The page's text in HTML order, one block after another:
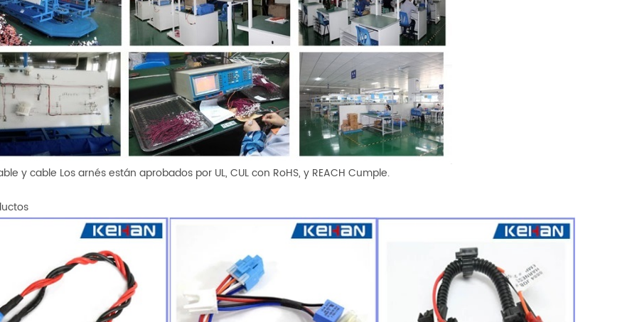
y cable Los arnés están aprobados por UL, CUL con RoHS, y REACH Cumple.